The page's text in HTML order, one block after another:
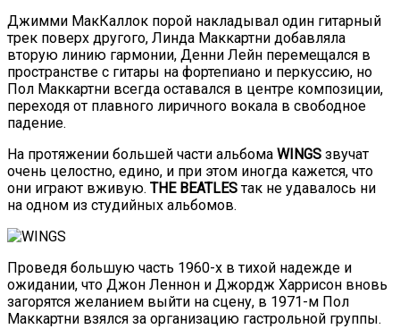
Джимми МакКаллок порой накладывал один гитарный
трек поверх другого, Линда Маккартни добавляла
вторую линию гармонии, Денни Лейн перемещался в
пространстве с гитары на фортепиано и перкуссию, но
Пол Маккартни всегда оставался в центре композиции,
переходя от плавного лиричного вокала в свободное
падение.
На протяжении большей части альбома WINGS звучат
очень целостно, едино, и при этом иногда кажется, что
они играют вживую. THE BEATLESтак не удавалось ни
на одном из студийных альбомов.
Проведя большую часть 1960-х в тихой надежде и
ожидании, что Джон Леннон и Джордж Харрисон вновь
загорятся желанием выйти на сцену, в 1971-м Пол
Маккартни взялся за организацию гастрольной группы.